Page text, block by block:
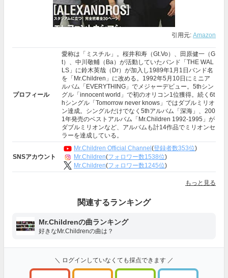
引用元: Amazon
プロフィール
愛称は「ミスチル」。桜井和寿（Gt.Vo）、田原健一（G
t）、中川敬輔（Ba）が活動していたバンド「THE WAL
LS」に鈴木英哉（Dr）が加入し1989年1月1日バンド名
を「Mr.Children」に改める。1992年5月10日にミニア
ルバム「EVERYTHING」でメジャーデビュー。5thシン
グル「innocent world」で初のオリコン1位獲得。続く6t
hシングル「Tomorrow never knows」ではダブルミリオ
ン達成。シングルだけでなく5thアルバム「深海」、200
1年発売のベストアルバム「Mr.Children 1992-1995」が
ダブルミリオンなど、アルバムも計14作品でミリオンセ
ラーを達成している。
SNSアカウント
Mr.Children Official Channel (登録者数353位)
Mr.Children(フォロワー数1538位)
Mr.Children(フォロワー数1245位)
もっと見る
関連するランキング
Mr.Childrenの曲ランキング
好きなMr.Childrenの曲は？
＼ ログインしていなくても採点できます ／